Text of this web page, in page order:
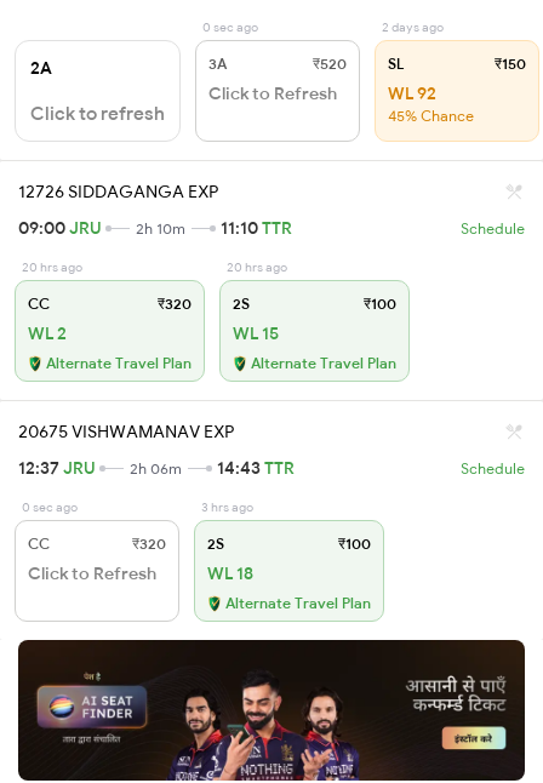
2A
Click to refresh
0 sec ago
3A ₹520
Click to Refresh
2 days ago
SL ₹150
WL 92
45% Chance
12726 SIDDAGANGA EXP
09:00JRU 2h 10m 11:10TTR Schedule
20 hrs ago
CC ₹320
WL 2
Alternate Travel Plan
20 hrs ago
2S ₹100
WL 15
Alternate Travel Plan
20675 VISHWAMANAV EXP
12:37JRU 2h 06m 14:43TTR Schedule
0 sec ago
CC ₹320
Click to Refresh
3 hrs ago
2S ₹100
WL 18
Alternate Travel Plan